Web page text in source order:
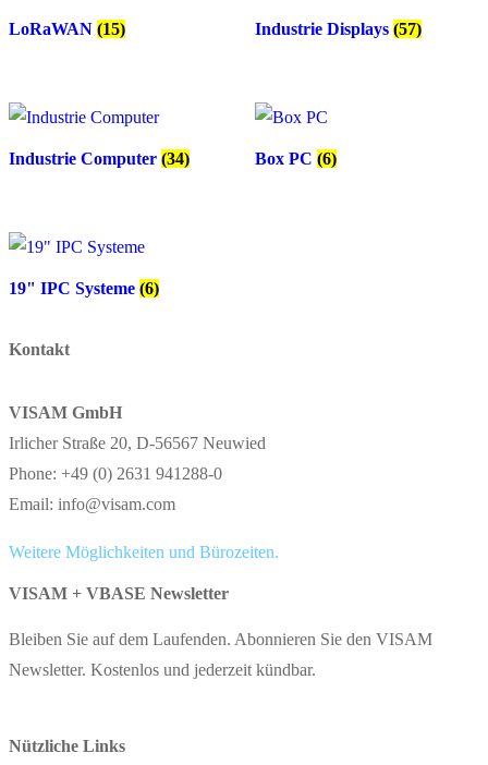
LoRaWAN (15) Industrie Displays (57)
Industrie Computer (34) Box PC (6)
19" IPC Systeme (6)
Kontakt
VISAM GmbH
Irlicher Straße 20, D-56567 Neuwied
Phone: +49 (0) 2631 941288-0
Email: info@visam.com
Weitere Möglichkeiten und Bürozeiten.
VISAM + VBASE Newsletter
Bleiben Sie auf dem Laufenden. Abonnieren Sie den VISAM
Newsletter. Kostenlos und jederzeit kündbar.
Nützliche Links